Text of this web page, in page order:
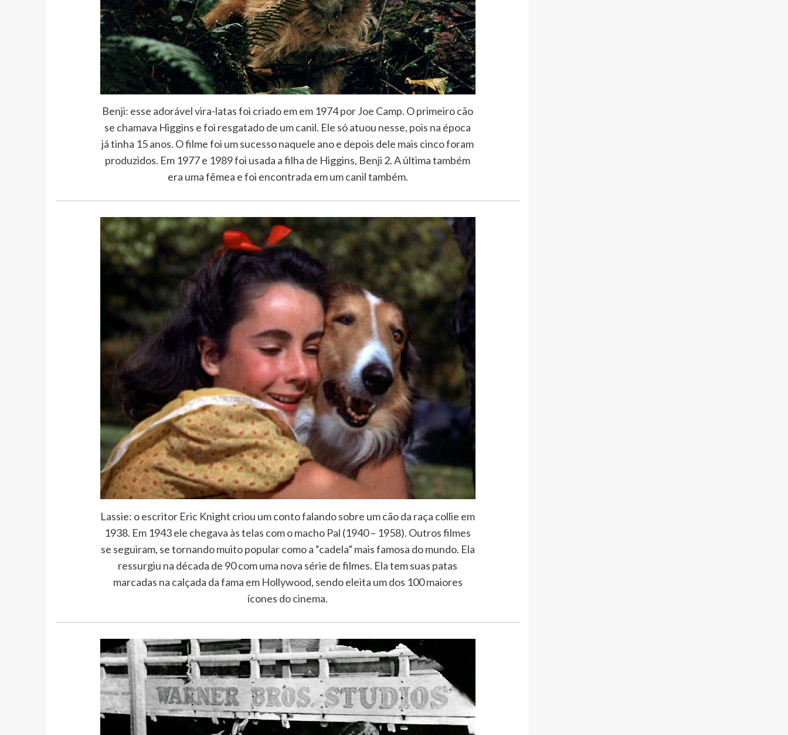
Benji: esse adorável vira-latas foi criado em em 1974 por Joe Camp. O primeiro cão
se chamava Higgins e foi resgatado de um canil. Ele só atuou nesse, pois na época
já tinha 15 anos. O filme foi um sucesso naquele ano e depois dele mais cinco foram
produzidos. Em 1977 e 1989 foi usada a filha de Higgins, Benji 2. A última também
era uma fêmea e foi encontrada em um canil também.
Lassie: o escritor Eric Knight criou um conto falando sobre um cão da raça collie em
1938. Em 1943 ele chegava às telas com o macho Pal (1940 – 1958). Outros filmes
se seguiram, se tornando muito popular como a “cadela” mais famosa do mundo. Ela
ressurgiu na década de 90 com uma nova série de filmes. Ela tem suas patas
marcadas na calçada da fama em Hollywood, sendo eleita um dos 100 maiores
ícones do cinema.